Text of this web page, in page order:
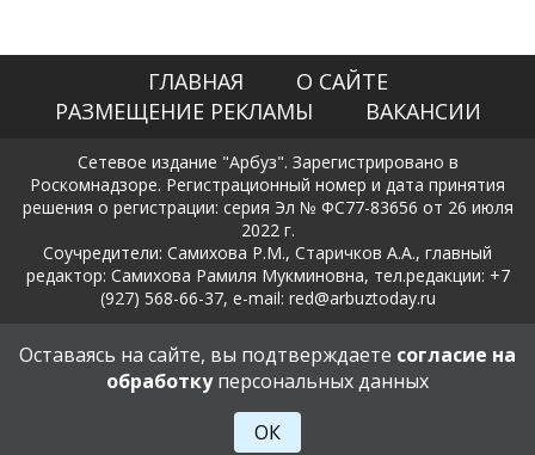
ГЛАВНАЯ
О САЙТЕ
РАЗМЕЩЕНИЕ РЕКЛАМЫ
ВАКАНСИИ
Сетевое издание "Арбуз". Зарегистрировано в
Роскомнадзоре. Регистрационный номер и дата принятия
решения о регистрации: серия Эл № ФС77-83656 от 26 июля
2022 г.
Соучредители: Самихова Р.М., Старичков А.А., главный
редактор: Самихова Рамиля Мукминовна, тел.редакции: +7
(927) 568-66-37, e-mail: red@arbuztoday.ru
Политика в отношении обработки и защиты персональных
данных
18+
Оставаясь на сайте, вы подтверждаете согласие на
обработкуперсональных данных
ОК